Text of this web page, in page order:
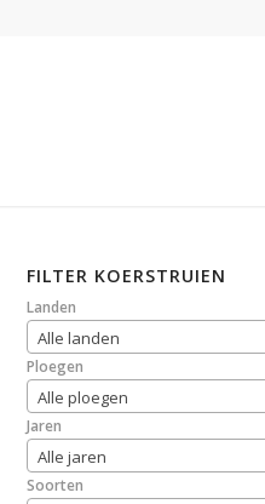
FILTER KOERSTRUIEN
Landen
Alle landen
Ploegen
Alle ploegen
Jaren
Alle jaren
Soorten